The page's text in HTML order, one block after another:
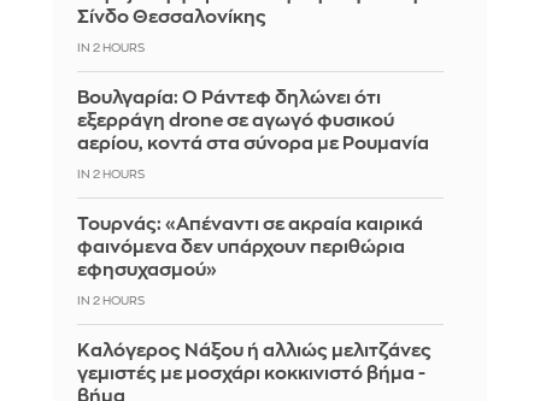
Σίνδο Θεσσαλονίκης
IN 2 HOURS
Βουλγαρία: Ο Ράντεφ δηλώνει ότι
εξερράγη drone σε αγωγό φυσικού
αερίου, κοντά στα σύνορα με Ρουμανία
IN 2 HOURS
Τουρνάς: «Απέναντι σε ακραία καιρικά
φαινόμενα δεν υπάρχουν περιθώρια
εφησυχασμού»
IN 2 HOURS
Καλόγερος Νάξου ή αλλιώς μελιτζάνες
γεμιστές με μοσχάρι κοκκινιστό βήμα -
βήμα